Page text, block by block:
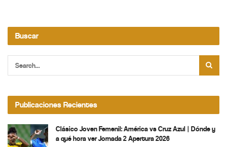
Buscar
Publicaciones Recientes
Clásico Joven Femenil: América vs Cruz Azul | Dónde y
a qué hora ver Jornada 2 Apertura 2026